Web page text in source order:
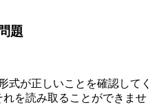
題
式が正しいことを確認してく
を読み取ることができませ